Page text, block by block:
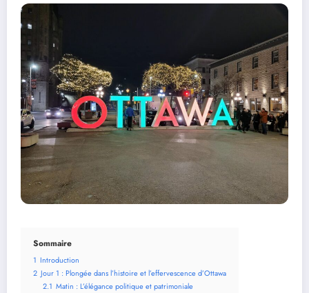
Sommaire
1 Introduction
2 Jour 1 : Plongée dans l’histoire et l’effervescence d’Ottawa
2.1 Matin : L’élégance politique et patrimoniale